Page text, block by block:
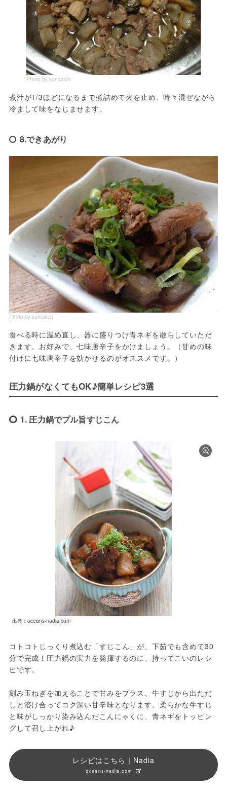
Photo by suncatch
煮汁が1/3ほどになるまで煮詰めて火を止め、時々混ぜながら
冷まして味をなじませます。
8.できあがり
Photo by suncatch
食べる時に温め直し、器に盛りつけ青ネギを散らしていただ
きます。お好みで、七味唐辛子をかけましょう。（甘めの味
付けに七味唐辛子を効かせるのがオススメです。）
圧力鍋がなくてもOK♪簡単レシピ3選
1. 圧力鍋でプル旨すじこん
出典：oceans-nadia.com
コトコトじっくり煮込む「すじこん」が、下茹でも含めて30
分で完成！圧力鍋の実力を発揮するのに、持ってこいのレシ
ピです。
刻み玉ねぎを加えることで甘みをプラス、牛すじから出ただ
しと溶け合ってコク深い甘辛味となります。柔らかな牛すじ
と味がしっかり染み込んだこんにゃくに、青ネギをトッピン
レシピはこちら｜Nadia
oceans-nadia.com